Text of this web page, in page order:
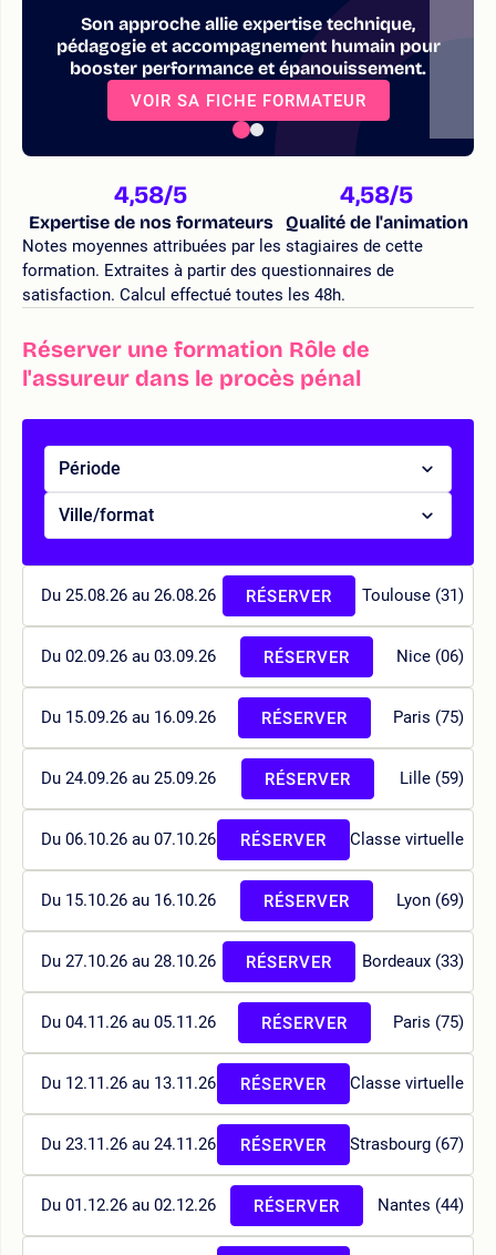
Son approche allie expertise technique,
pédagogie et accompagnement humain pour
booster performance et épanouissement.
VOIR SA FICHE FORMATEUR
4,58/5
Expertise de nos formateurs
4,58/5
Qualité de l'animation
Notes moyennes attribuées par les stagiaires de cette
formation. Extraites à partir des questionnaires de
satisfaction. Calcul effectué toutes les 48h.
Réserver une formation Rôle de
l'assureur dans le procès pénal
Période
Ville/format
Du 25.08.26 au 26.08.26 Toulouse (31)
RÉSERVER
Du 02.09.26 au 03.09.26 Nice (06)
RÉSERVER
Du 15.09.26 au 16.09.26 Paris (75)
RÉSERVER
Du 24.09.26 au 25.09.26 Lille (59)
RÉSERVER
Du 06.10.26 au 07.10.26 Classe virtuelle
RÉSERVER
Du 15.10.26 au 16.10.26 Lyon (69)
RÉSERVER
Du 27.10.26 au 28.10.26 Bordeaux (33)
RÉSERVER
Du 04.11.26 au 05.11.26 Paris (75)
RÉSERVER
Du 12.11.26 au 13.11.26 Classe virtuelle
RÉSERVER
Du 23.11.26 au 24.11.26 Strasbourg (67)
RÉSERVER
Du 01.12.26 au 02.12.26 Nantes (44)
RÉSERVER